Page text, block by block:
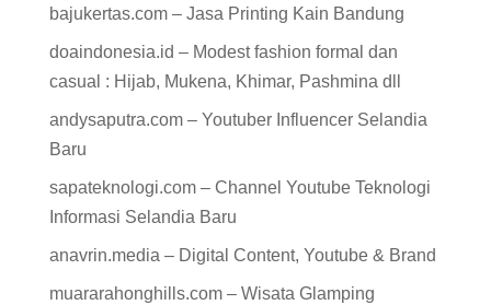
bajukertas.com – Jasa Printing Kain Bandung
doaindonesia.id – Modest fashion formal dan
casual : Hijab, Mukena, Khimar, Pashmina dll
andysaputra.com – Youtuber Influencer Selandia
Baru
sapateknologi.com – Channel Youtube Teknologi
Informasi Selandia Baru
anavrin.media – Digital Content, Youtube & Brand
muararahonghills.com – Wisata Glamping